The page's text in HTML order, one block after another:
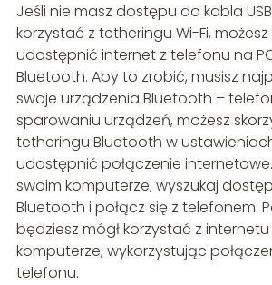
Jeśli nie masz dostępu do kabla
korzystać z tetheringu Wi-Fi,
udostępnić internet z telefonu na
Bluetooth. Aby to zrobić, musisz
swoje urządzenia Bluetooth –
sparowaniu urządzeń, możesz
tetheringu Bluetooth w
udostępnić połączenie
swoim komputerze, wyszukaj
Bluetooth i połącz się z telefonem.
będziesz mógł korzystać z
komputerze, wykorzystując
telefonu.